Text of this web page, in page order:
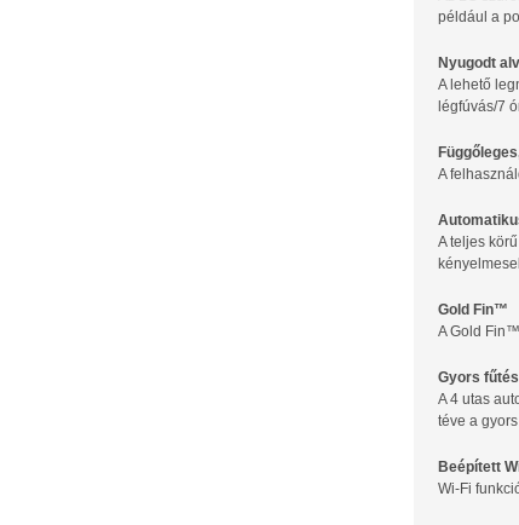
például a
Nyugodt
A lehető
légfúvás/7
A
A teljes
Gold Fin™
A Gold
Gyors fűtés
A 4 utas
téve a
Beépített
Wi-Fi